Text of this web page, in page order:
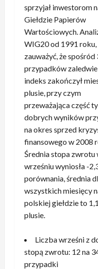
sprzyjał inwestorom
Giełdzie Papierów
Wartościowych.
WIG20 od 1991 roku,
zauważyć, że spośród
przypadków
indeks zakończył
plusie, przy czym
przeważająca część
dobrych wyników
na okres sprzed
finansowego w 2008
Średnia stopa zwrotu
wrześniu wyniosła -
porównania, średnia
wszystkich miesięcy
polskiej giełdzie to
plusie.
Liczba wrześni z
stopą zwrotu: 12 na
przypadki